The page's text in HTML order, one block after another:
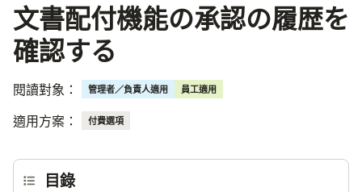
文書配付機能の承認の履歴を
確認する
閱讀對象： 管理者／負責人適用 員工適用
適用方案： 付費選項
目錄